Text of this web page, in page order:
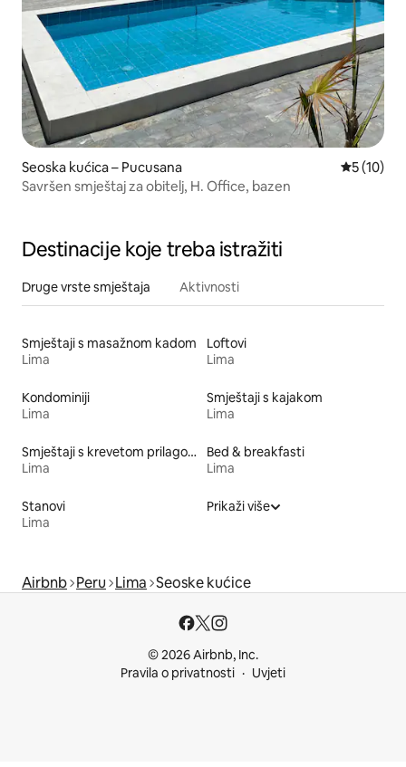
Seoska kućica – Pucusana Prosječna
5 (10)
Savršen smještaj za obitelj, H. Office, bazen
Destinacije koje treba istražiti
Druge vrste smještaja Aktivnosti
Smještaji s masažnom kadom
Lima
Loftovi
Lima
Kondominiji
Lima
Smještaji s kajakom
Lima
Smještaji s krevetom prilagođene visine
Lima
Bed & breakfasti
Lima
Stanovi
Lima
Prikaži više
Airbnb Peru Lima Seoske kućice
© 2026 Airbnb, Inc.
Pravila o privatnosti
Uvjeti